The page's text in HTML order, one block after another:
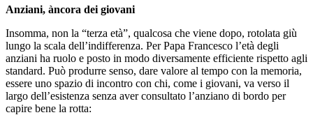
Anziani, àncora dei giovani
Insomma, non la “terza età”, qualcosa che viene dopo, rotolata giù
lungo la scala dell’indifferenza. Per Papa Francesco l’età degli
anziani ha ruolo e posto in modo diversamente efficiente rispetto agli
standard. Può produrre senso, dare valore al tempo con la memoria,
essere uno spazio di incontro con chi, come i giovani, va verso il
largo dell’esistenza senza aver consultato l’anziano di bordo per
capire bene la rotta: